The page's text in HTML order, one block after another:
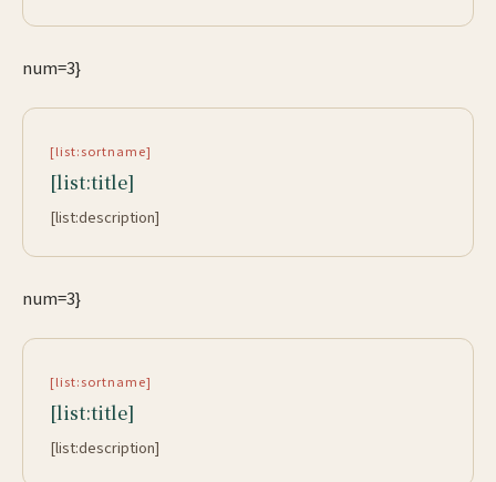
num=3}
[list:sortname]
[list:title]
[list:description]
num=3}
[list:sortname]
[list:title]
[list:description]